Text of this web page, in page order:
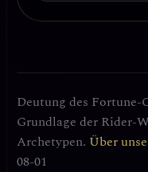
Deutung des Fortune-
Grundlage der Rider-
Archetypen. Über
08-01